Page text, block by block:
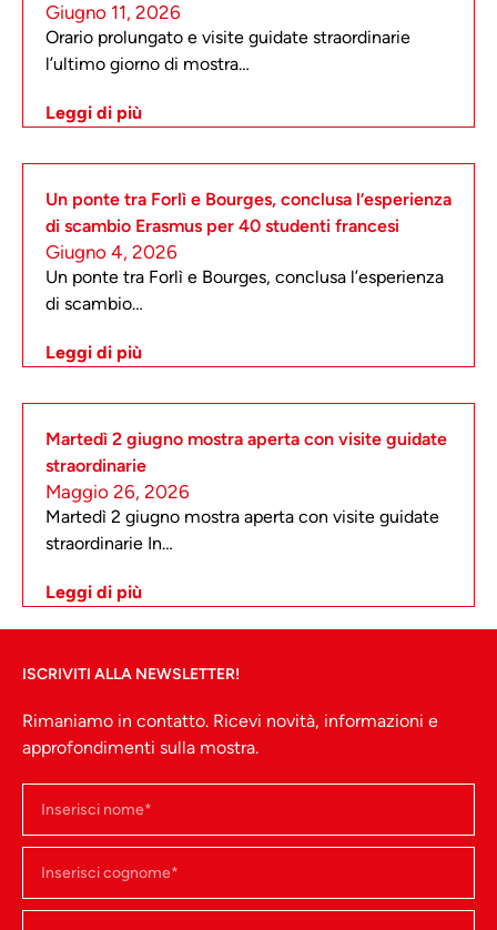
Giugno 11, 2026
Orario prolungato e visite guidate straordinarie
l’ultimo giorno di mostra…
Leggi di più
Un ponte tra Forlì e Bourges, conclusa l’esperienza
di scambio Erasmus per 40 studenti francesi
Giugno 4, 2026
Un ponte tra Forlì e Bourges, conclusa l’esperienza
di scambio…
Leggi di più
Martedì 2 giugno mostra aperta con visite guidate
straordinarie
Maggio 26, 2026
Martedì 2 giugno mostra aperta con visite guidate
straordinarie In…
Leggi di più
ISCRIVITI ALLA NEWSLETTER!
Rimaniamo in contatto. Ricevi novità, informazioni e
approfondimenti sulla mostra.